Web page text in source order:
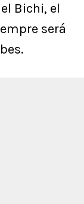
Bichi, el
será